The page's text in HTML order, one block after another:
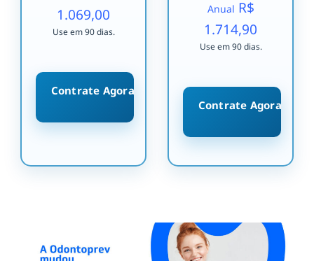
1.069,00
Use em 90 dias.
Contrate Agora
Anual R$
1.714,90
Use em 90 dias.
Contrate Agora